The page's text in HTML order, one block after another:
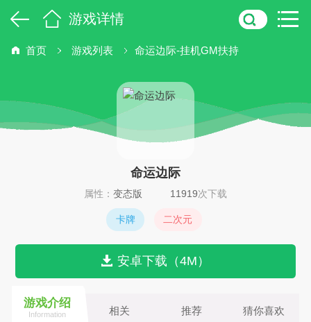
游戏详情
首页 游戏列表 命运边际-挂机GM扶持
命运边际
属性： 变态版 11919次下载
卡牌 二次元
安卓下载（4M）
游戏介绍
Information 相关 推荐 猜你喜欢